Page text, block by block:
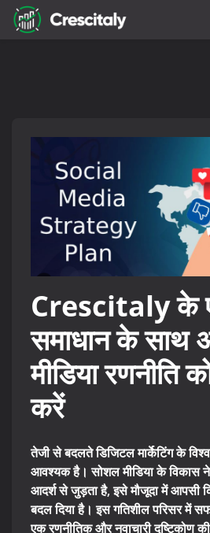
Crescitaly के
समाधान के साथ
मीडिया रणनीति
करें
तेजी से बदलते डिजिटल मार्केटिंग के
आवश्यक है। सोशल मीडिया के विकास
आदर्श से जुड़ता है, इसे मौजूदा में आपसी
बदल दिया है। इस गतिशील परिसर में
एक रणनीतिक और नवाचारी